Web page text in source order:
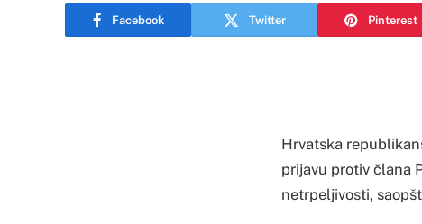
Facebook Twitter Pinterest
Hrvatska
prijavu protiv člana
netrpeljivosti,